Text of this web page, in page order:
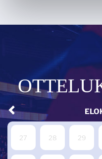
27 28 29